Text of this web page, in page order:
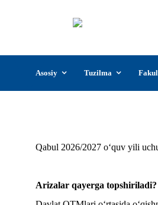
content
Asosiy Tuzilma
Qabul 2026/2027 o‘quv yili
Arizalar qayerga topshiriladi?